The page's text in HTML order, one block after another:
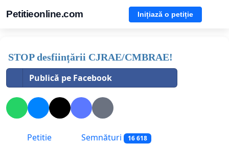
Petitieonline.com Inițiază o petiție
STOP desființării CJRAE/CMBRAE!
Publică pe Facebook
Petitie Semnături 16 618